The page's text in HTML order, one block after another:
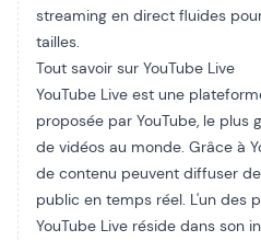
streaming en direct fluides
tailles.
Tout savoir sur YouTube Live
YouTube Live est une
proposée par YouTube, le
de vidéos au monde. Grâce à
de contenu peuvent diffuser
public en temps réel. L'un des
YouTube Live réside dans son